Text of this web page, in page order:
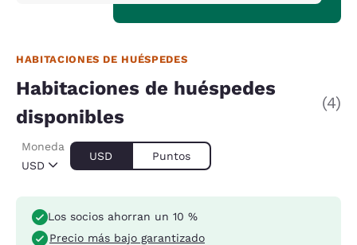
HABITACIONES DE HUÉSPEDES
Habitaciones de huéspedes
disponibles
(4)
USD
Moneda
USD Puntos
Los socios ahorran un 10 %
Precio más bajo garantizado